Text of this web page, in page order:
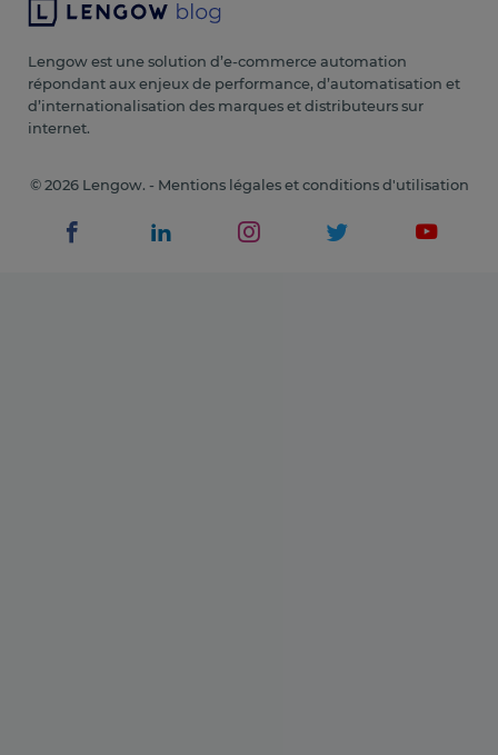
Lengow est une solution d’e-commerce automation
répondant aux enjeux de performance, d’automatisation et
d’internationalisation des marques et distributeurs sur
internet.
© 2026 Lengow. - Mentions légales et conditions d'utilisation